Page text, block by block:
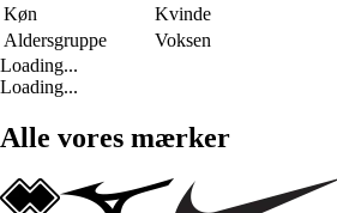
Køn
Kvinde
Aldersgruppe
Voksen
Loading...
Loading...
Alle vores mærker